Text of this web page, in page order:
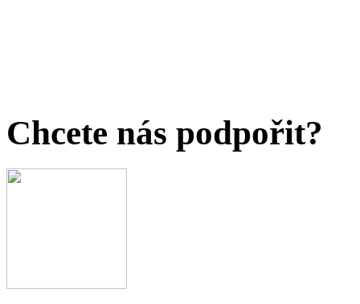
Chcete nás podpořit?